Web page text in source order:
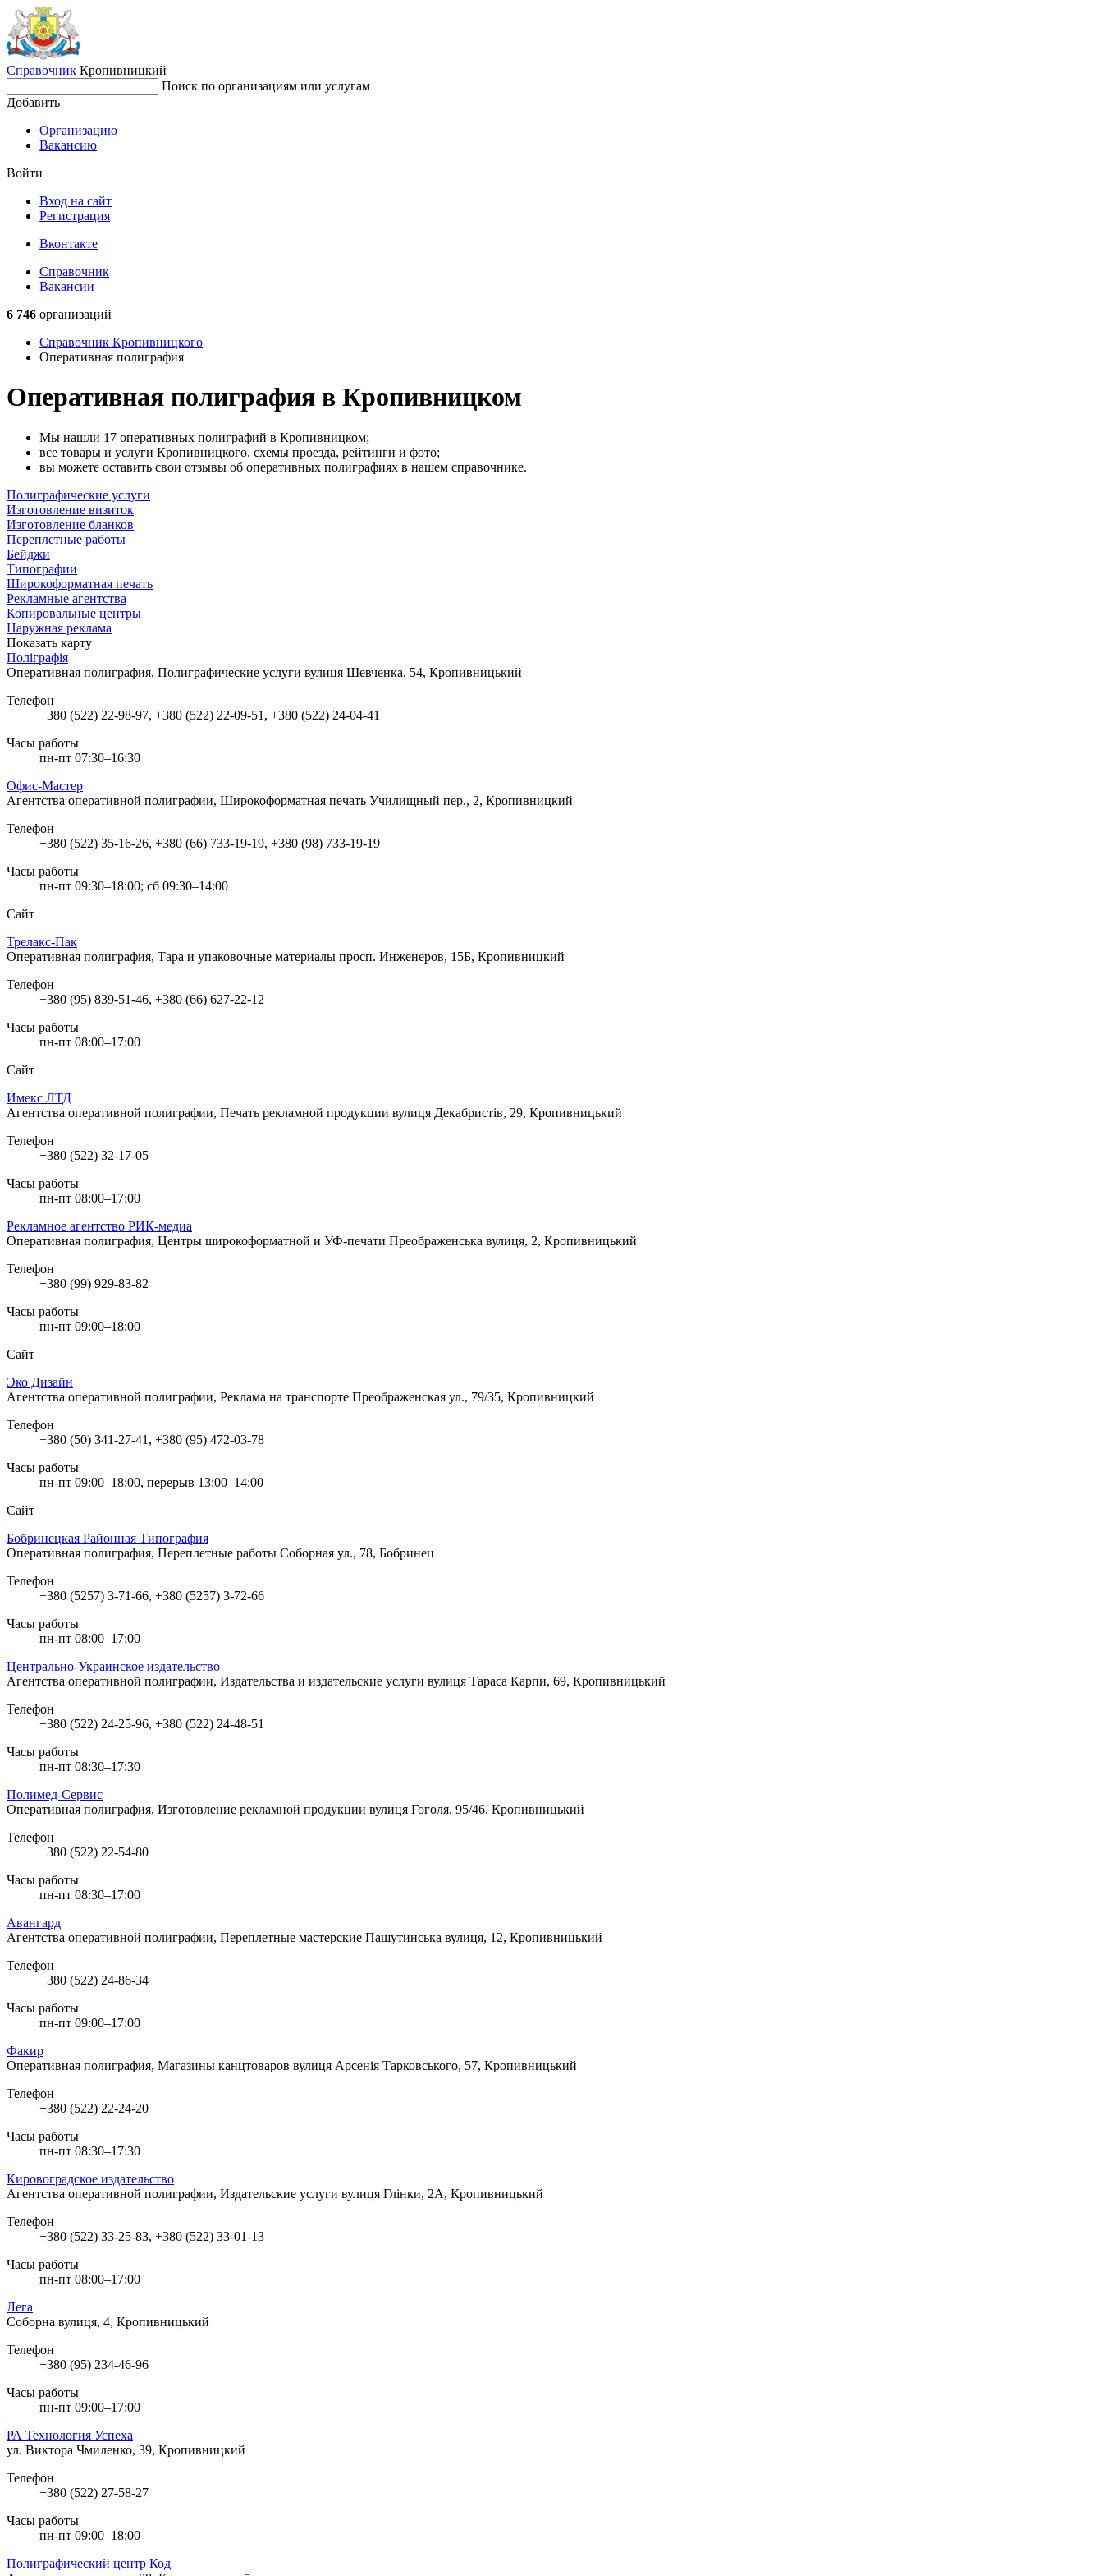
Справочник Кропивницкий
Поиск по организациям или услугам
Добавить
Организацию
Вакансию
Войти
Вход на сайт
Регистрация
Вконтакте
Справочник
Вакансии
6 746 организаций
Справочник Кропивницкого
Оперативная полиграфия
Оперативная полиграфия в Кропивницком
Мы нашли 17 оперативных полиграфий в Кропивницком;
все товары и услуги Кропивницкого, схемы проезда, рейтинги и фото;
вы можете оставить свои отзывы об оперативных полиграфиях в нашем справочнике.
Полиграфические услуги
Изготовление визиток
Изготовление бланков
Переплетные работы
Бейджи
Типографии
Широкоформатная печать
Рекламные агентства
Копировальные центры
Наружная реклама
Показать карту
Поліграфія
Оперативная полиграфия, Полиграфические услуги вулиця Шевченка, 54, Кропивницький
Телефон
+380 (522) 22-98-97, +380 (522) 22-09-51, +380 (522) 24-04-41
Часы работы
пн-пт 07:30–16:30
Офис-Мастер
Агентства оперативной полиграфии, Широкоформатная печать Училищный пер., 2, Кропивницкий
Телефон
+380 (522) 35-16-26, +380 (66) 733-19-19, +380 (98) 733-19-19
Часы работы
пн-пт 09:30–18:00; сб 09:30–14:00
Сайт
Трелакс-Пак
Оперативная полиграфия, Тара и упаковочные материалы просп. Инженеров, 15Б, Кропивницкий
Телефон
+380 (95) 839-51-46, +380 (66) 627-22-12
Часы работы
пн-пт 08:00–17:00
Сайт
Имекс ЛТД
Агентства оперативной полиграфии, Печать рекламной продукции вулиця Декабристів, 29, Кропивницький
Телефон
+380 (522) 32-17-05
Часы работы
пн-пт 08:00–17:00
Рекламное агентство РИК-медиа
Оперативная полиграфия, Центры широкоформатной и УФ-печати Преображенська вулиця, 2, Кропивницький
Телефон
+380 (99) 929-83-82
Часы работы
пн-пт 09:00–18:00
Сайт
Эко Дизайн
Агентства оперативной полиграфии, Реклама на транспорте Преображенская ул., 79/35, Кропивницкий
Телефон
+380 (50) 341-27-41, +380 (95) 472-03-78
Часы работы
пн-пт 09:00–18:00, перерыв 13:00–14:00
Сайт
Бобринецкая Районная Типография
Оперативная полиграфия, Переплетные работы Соборная ул., 78, Бобринец
Телефон
+380 (5257) 3-71-66, +380 (5257) 3-72-66
Часы работы
пн-пт 08:00–17:00
Центрально-Украинское издательство
Агентства оперативной полиграфии, Издательства и издательские услуги вулиця Тараса Карпи, 69, Кропивницький
Телефон
+380 (522) 24-25-96, +380 (522) 24-48-51
Часы работы
пн-пт 08:30–17:30
Полимед-Сервис
Оперативная полиграфия, Изготовление рекламной продукции вулиця Гоголя, 95/46, Кропивницький
Телефон
+380 (522) 22-54-80
Часы работы
пн-пт 08:30–17:00
Авангард
Агентства оперативной полиграфии, Переплетные мастерские Пашутинська вулиця, 12, Кропивницький
Телефон
+380 (522) 24-86-34
Часы работы
пн-пт 09:00–17:00
Факир
Оперативная полиграфия, Магазины канцтоваров вулиця Арсенія Тарковського, 57, Кропивницький
Телефон
+380 (522) 22-24-20
Часы работы
пн-пт 08:30–17:30
Кировоградское издательство
Агентства оперативной полиграфии, Издательские услуги вулиця Глінки, 2А, Кропивницький
Телефон
+380 (522) 33-25-83, +380 (522) 33-01-13
Часы работы
пн-пт 08:00–17:00
Лега
Соборна вулиця, 4, Кропивницький
Телефон
+380 (95) 234-46-96
Часы работы
пн-пт 09:00–17:00
РА Технология Успеха
ул. Виктора Чмиленко, 39, Кропивницкий
Телефон
+380 (522) 27-58-27
Часы работы
пн-пт 09:00–18:00
Полиграфический центр Код